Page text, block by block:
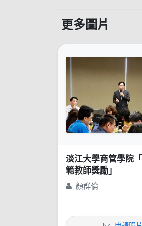
更多圖片
淡江大學商管學院
範教師獎勵」
顏群倫